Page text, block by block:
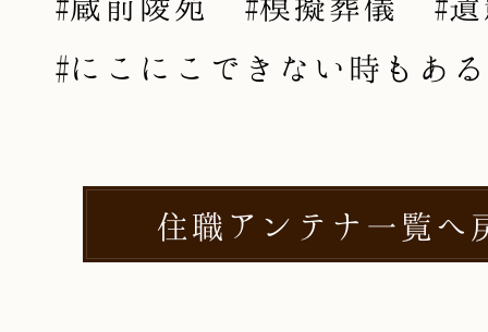
#にこにこできない時もあ
住職アンテナ一覧へ